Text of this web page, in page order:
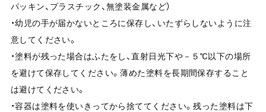
パッキン、プラスチック、無塗装金属など）
・幼児の手が届かないところに保存し、いたずらしないように注
意してください。
・塗料が残った場合はふたをし、直射日光下や－５℃以下の場所
を避けて保存してください。薄めた塗料を長期間保存すること
は避けてください。
・容器は塗料を使いきってから捨ててください。残った塗料は下